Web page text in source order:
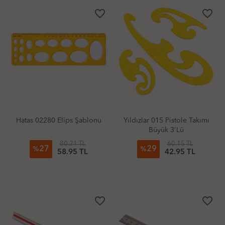
favorite_border
Hatas 02280 Elips Şablonu
%27
80.21 TL
58.95 TL
favorite_border
Yıldızlar 015 Pistole Takımı
Büyük 3'Lü
%29
60.15 TL
42.95 TL
favorite_border favorite_border